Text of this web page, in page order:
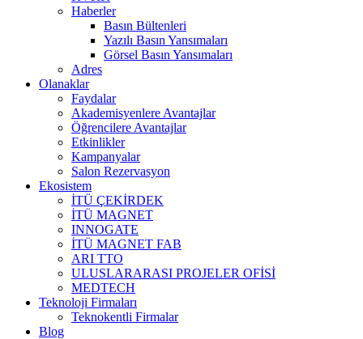
Haberler
Basın Bültenleri
Yazılı Basın Yansımaları
Görsel Basın Yansımaları
Adres
Olanaklar
Faydalar
Akademisyenlere Avantajlar
Öğrencilere Avantajlar
Etkinlikler
Kampanyalar
Salon Rezervasyon
Ekosistem
İTÜ ÇEKİRDEK
İTÜ MAGNET
INNOGATE
İTÜ MAGNET FAB
ARI TTO
ULUSLARARASI PROJELER OFİSİ
MEDTECH
Teknoloji Firmaları
Teknokentli Firmalar
Blog